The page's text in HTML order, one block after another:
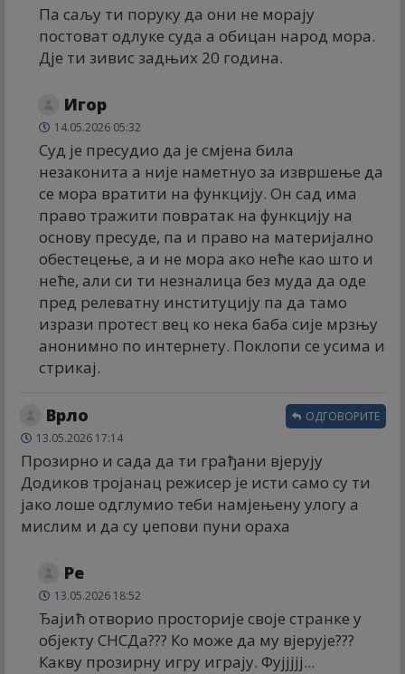
Па саљу ти поруку да они не морају
постоват одлуке суда а обицан народ мора.
Дје ти зивис задњих 20 година.
Игор
14.05.2026 05:32
Суд је пресудио да је смјена била
незаконита а није наметнуо за извршење да
се мора вратити на функцију. Он сад има
право тражити повратак на функцију на
основу пресуде, па и право на материјално
обестецење, а и не мора ако неће као што и
неће, али си ти незналица без муда да оде
пред релеватну институцију па да тамо
изрази протест вец ко нека баба сије мрзњу
анонимно по интернету. Поклопи се усима и
стрикај.
Врло
13.05.2026 17:14
Прозирно и сада да ти грађани вјерују
Додиков тројанац режисер је исти само су ти
јако лоше одглумио теби намјењену улогу а
мислим и да су џепови пуни ораха
ОДГОВОРИТЕ
Ре
13.05.2026 18:52
Ђајић отворио просторије своје странке у
објекту СНСДа??? Ко може да му вјерује???
Какву прозирну игру играју. Фујјјјј...